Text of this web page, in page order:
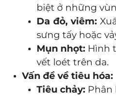
biệt ở những
Da đỏ, viêm:
sưng tấy hoặc
Mụn nhọt: Hình
vết loét trên da.
Vấn đề về tiêu hóa:
Tiêu chảy: Phân